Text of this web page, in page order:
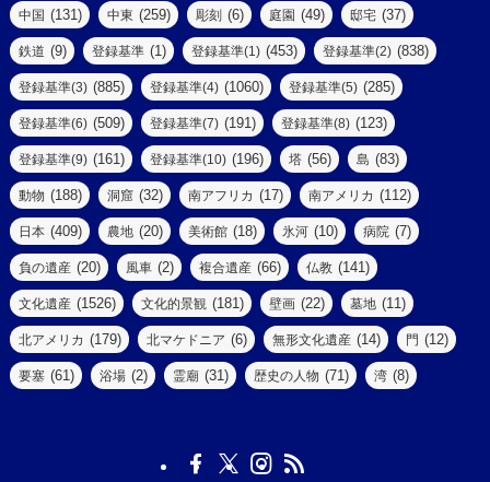
(5)
(39)
(290)
(7)
(6)
(3)
(3)
(6)
(8)
(14)
(61)
(9)
(2)
(17)
(8)
(73)
(11)
(18)
(8)
(4)
(8)
(2)
(2)
(10)
(1)
(1)
(3)
(2)
(1)
(2)
中国 (131) 中東 (259) 彫刻 (6) 庭園 (49) 邸宅 (37)
鉄道 (9) 登録基準 (1) 登録基準(1) (453) 登録基準(2) (838)
登録基準(3) (885) 登録基準(4) (1060) 登録基準(5) (285)
登録基準(6) (509) 登録基準(7) (191) 登録基準(8) (123)
登録基準(9) (161) 登録基準(10) (196) 塔 (56) 島 (83)
動物 (188) 洞窟 (32) 南アフリカ (17) 南アメリカ (112)
日本 (409) 農地 (20) 美術館 (18) 氷河 (10) 病院 (7)
負の遺産 (20) 風車 (2) 複合遺産 (66) 仏教 (141)
文化遺産 (1526) 文化的景観 (181) 壁画 (22) 墓地 (11)
北アメリカ (179) 北マケドニア (6) 無形文化遺産 (14) 門 (12)
要塞 (61) 浴場 (2) 霊廟 (31) 歴史の人物 (71) 湾 (8)